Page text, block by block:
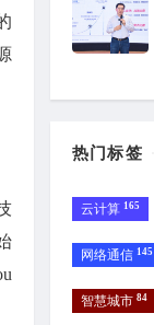
热门标签
云计算 165
网络通信 145
智慧城市 84